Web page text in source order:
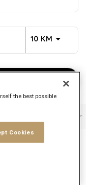
10 KM
Gepostet
the best possible
Cookies